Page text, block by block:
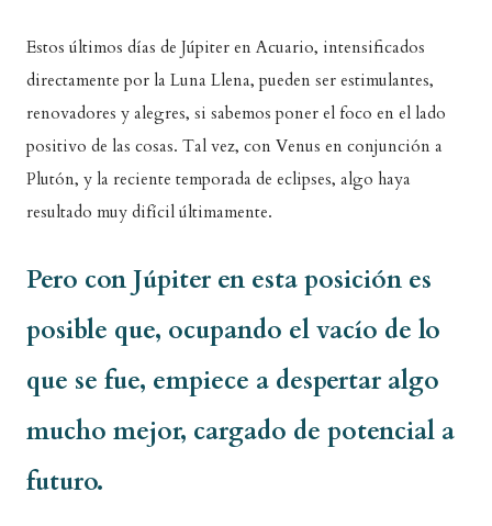
Estos últimos días de Júpiter en Acuario, intensificados
directamente por la Luna Llena, pueden ser estimulantes,
renovadores y alegres, si sabemos poner el foco en el lado
positivo de las cosas. Tal vez, con Venus en conjunción a
Plutón, y la reciente temporada de eclipses, algo haya
resultado muy difícil últimamente.
Pero con Júpiter en esta posición es
posible que, ocupando el vacío de lo
que se fue, empiece a despertar algo
mucho mejor, cargado de potencial a
futuro.